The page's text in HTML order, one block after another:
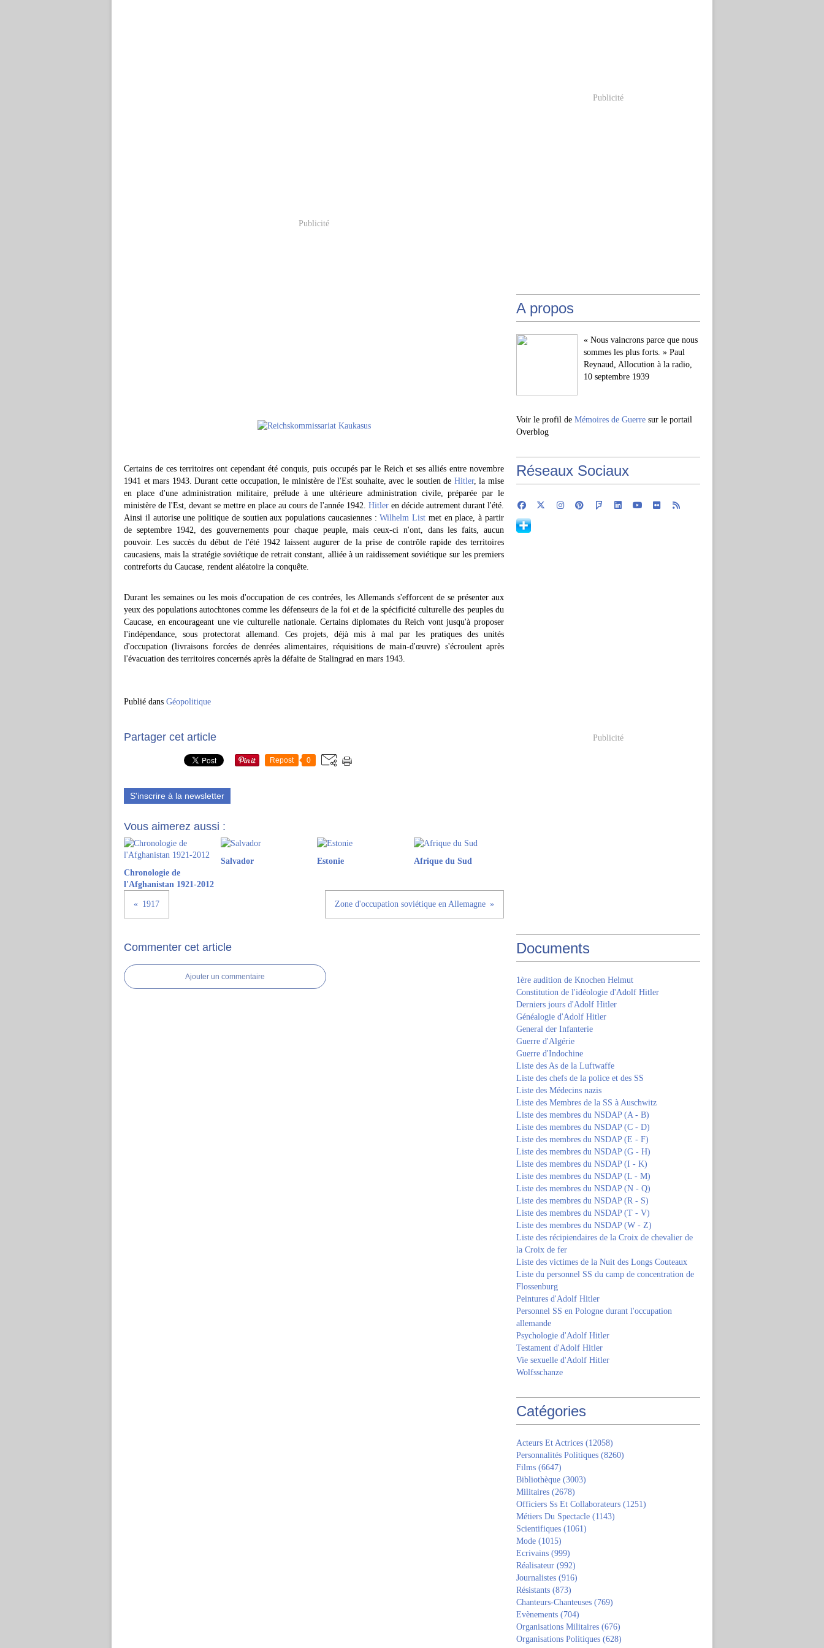
Publicité
Certains de ces territoires ont cependant été conquis, puis occupés par le Reich et ses alliés entre novembre
1941 et mars 1943. Durant cette occupation, le ministère de l'Est souhaite, avec le soutien de Hitler, la mise
en place d'une administration militaire, prélude à une ultérieure administration civile, préparée par le
ministère de l'Est, devant se mettre en place au cours de l'année 1942. Hitler en décide autrement durant l'été.
Ainsi il autorise une politique de soutien aux populations caucasiennes :Wilhelm List met en place, à partir
de septembre 1942, des gouvernements pour chaque peuple, mais ceux-ci n'ont, dans les faits, aucun
pouvoir. Les succès du début de l'été 1942 laissent augurer de la prise de contrôle rapide des territoires
caucasiens, mais la stratégie soviétique de retrait constant, alliée à un raidissement soviétique sur les premiers
contreforts du Caucase, rendent aléatoire la conquête.
Durant les semaines ou les mois d'occupation de ces contrées, les Allemands s'efforcent de se présenter aux
yeux des populations autochtones comme les défenseurs de la foi et de la spécificité culturelle des peuples du
Caucase, en encourageant une vie culturelle nationale. Certains diplomates du Reich vont jusqu'à proposer
l'indépendance, sous protectorat allemand. Ces projets, déjà mis à mal par les pratiques des unités
d'occupation (livraisons forcées de denrées alimentaires, réquisitions de main-d'œuvre) s'écroulent après
l'évacuation des territoires concernés après la défaite de Stalingrad en mars 1943.
Publié dans Géopolitique
Partager cet article
Repost 0
S'inscrire à la newsletter
Vous aimerez aussi :
Chronologie de
l'Afghanistan 1921-2012
Salvador Estonie Afrique du Sud
1917 Zone d'occupation soviétique en Allemagne
Commenter cet article
Ajouter un commentaire
Publicité
A propos
« Nous vaincrons parce que nous
sommes les plus forts. » Paul
Reynaud, Allocution à la radio,
10 septembre 1939
Voir le profil de Mémoires de Guerre sur le portail
Overblog
Réseaux Sociaux
Publicité
Documents
1ère audition de Knochen Helmut
Constitution de l'idéologie d'Adolf Hitler
Derniers jours d'Adolf Hitler
Généalogie d'Adolf Hitler
General der Infanterie
Guerre d'Algérie
Guerre d'Indochine
Liste des As de la Luftwaffe
Liste des chefs de la police et des SS
Liste des Médecins nazis
Liste des Membres de la SS à Auschwitz
Liste des membres du NSDAP (A - B)
Liste des membres du NSDAP (C - D)
Liste des membres du NSDAP (E - F)
Liste des membres du NSDAP (G - H)
Liste des membres du NSDAP (I - K)
Liste des membres du NSDAP (L - M)
Liste des membres du NSDAP (N - Q)
Liste des membres du NSDAP (R - S)
Liste des membres du NSDAP (T - V)
Liste des membres du NSDAP (W - Z)
Liste des récipiendaires de la Croix de chevalier de
la Croix de fer
Liste des victimes de la Nuit des Longs Couteaux
Liste du personnel SS du camp de concentration de
Flossenburg
Peintures d'Adolf Hitler
Personnel SS en Pologne durant l'occupation
allemande
Psychologie d'Adolf Hitler
Testament d'Adolf Hitler
Vie sexuelle d'Adolf Hitler
Wolfsschanze
Catégories
Acteurs Et Actrices (12058)
Personnalités Politiques (8260)
Films (6647)
Bibliothèque (3003)
Militaires (2678)
Officiers Ss Et Collaborateurs (1251)
Métiers Du Spectacle (1143)
Scientifiques (1061)
Mode (1015)
Ecrivains (999)
Réalisateur (992)
Journalistes (916)
Résistants (873)
Chanteurs-Chanteuses (769)
Evènements (704)
Organisations Militaires (676)
Organisations Politiques (628)